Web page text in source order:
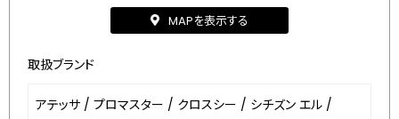
MAPを表示する
取扱ブランド
アテッサ / プロマスター / クロスシー / シチズン エル /